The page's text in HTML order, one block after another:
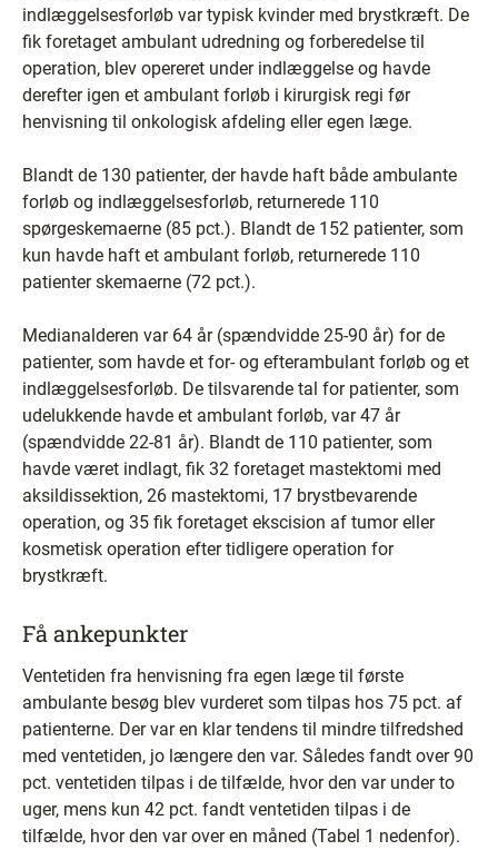
indlæggelsesforløb var typisk kvinder med brystkræft. De
fik foretaget ambulant udredning og forberedelse til
operation, blev opereret under indlæggelse og havde
derefter igen et ambulant forløb i kirurgisk regi før
henvisning til onkologisk afdeling eller egen læge.
Blandt de 130 patienter, der havde haft både ambulante
forløb og indlæggelsesforløb, returnerede 110
spørgeskemaerne (85 pct.). Blandt de 152 patienter, som
kun havde haft et ambulant forløb, returnerede 110
patienter skemaerne (72 pct.).
Medianalderen var 64 år (spændvidde 25-90 år) for de
patienter, som havde et for- og efterambulant forløb og et
indlæggelsesforløb. De tilsvarende tal for patienter, som
udelukkende havde et ambulant forløb, var 47 år
(spændvidde 22-81 år). Blandt de 110 patienter, som
havde været indlagt, fik 32 foretaget mastektomi med
aksildissektion, 26 mastektomi, 17 brystbevarende
operation, og 35 fik foretaget ekscision af tumor eller
kosmetisk operation efter tidligere operation for
brystkræft.
Få ankepunkter
Ventetiden fra henvisning fra egen læge til første
ambulante besøg blev vurderet som tilpas hos 75 pct. af
patienterne. Der var en klar tendens til mindre tilfredshed
med ventetiden, jo længere den var. Således fandt over 90
pct. ventetiden tilpas i de tilfælde, hvor den var under to
uger, mens kun 42 pct. fandt ventetiden tilpas i de
tilfælde, hvor den var over en måned (Tabel 1 nedenfor).